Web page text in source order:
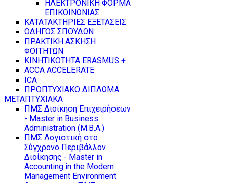
ΗΛΕΚΤΡΟΝΙΚΗ ΦΟΡΜΑ
ΕΠΙΚΟΙΝΩΝΙΑΣ
ΚΑΤΑΤΑΚΤΗΡΙΕΣ ΕΞΕΤΑΣΕΙΣ
ΟΔΗΓΟΣ ΣΠΟΥΔΩΝ
ΠΡΑΚΤΙΚΗ ΑΣΚΗΣΗ
ΦΟΙΤΗΤΩΝ
ΚΙΝΗΤΙΚΟΤΗΤΑ ERASMUS +
ACCA ACCELERATE
ICA
ΠΡΟΠΤΥΧΙΑΚΟ ΔΙΠΛΩΜΑ
ΜΕΤΑΠΤΥΧΙΑΚΑ
ΠΜΣ Διοίκηση Επιχειρήσεων
- Master in Business
Administration (M.B.A.)
ΠΜΣ Λογιστική στο
Σύγχρονο Περιβάλλον
Διοίκησης - Master in
Accounting in the Modern
Management Environment